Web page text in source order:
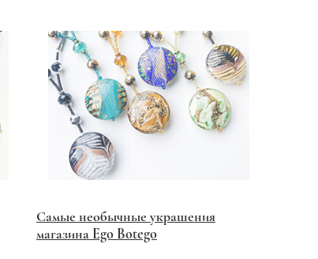
Самые необычные украшения
магазина Ego Botego